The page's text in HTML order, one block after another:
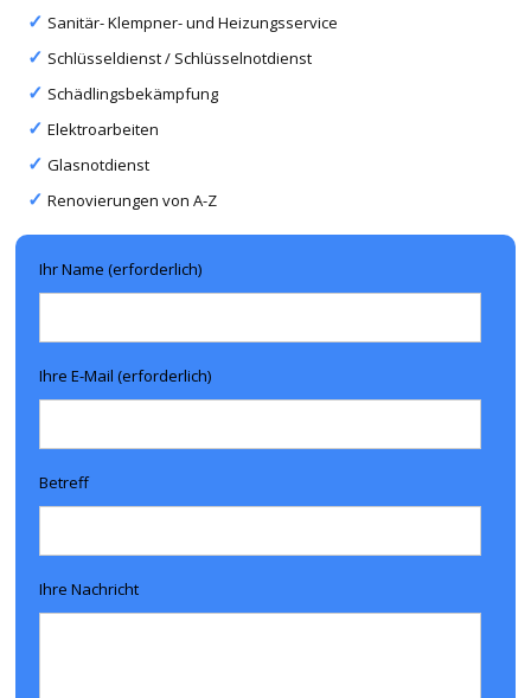
Sanitär- Klempner- und Heizungsservice
Schlüsseldienst / Schlüsselnotdienst
Schädlingsbekämpfung
Elektroarbeiten
Glasnotdienst
Renovierungen von A-Z
Ihr Name (erforderlich)
Ihre E-Mail (erforderlich)
Betreff
Ihre Nachricht